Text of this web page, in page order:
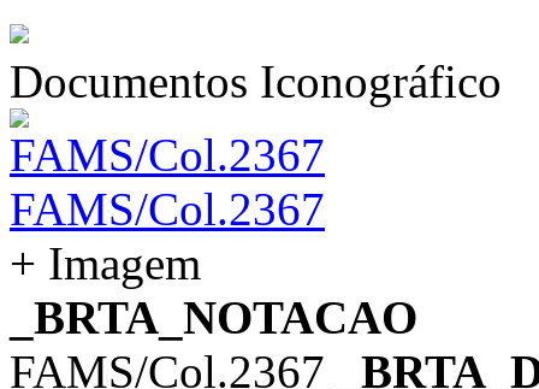
Documentos Iconográfico
FAMS/Col.2367
+ Imagem
_BRTA_NOTACAO
FAMS/Col.2367